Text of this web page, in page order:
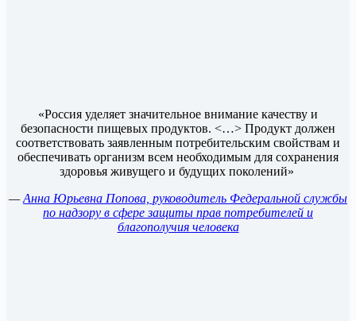
«Россия уделяет значительное внимание качеству и
безопасности пищевых продуктов. <…> Продукт должен
соответствовать заявленным потребительским свойствам и
обеспечивать организм всем необходимым для сохранения
здоровья живущего и будущих поколений»
—Анна Юрьевна Попова, руководитель Федеральной службы
по надзору в сфере защиты прав потребителей и
благополучия человека